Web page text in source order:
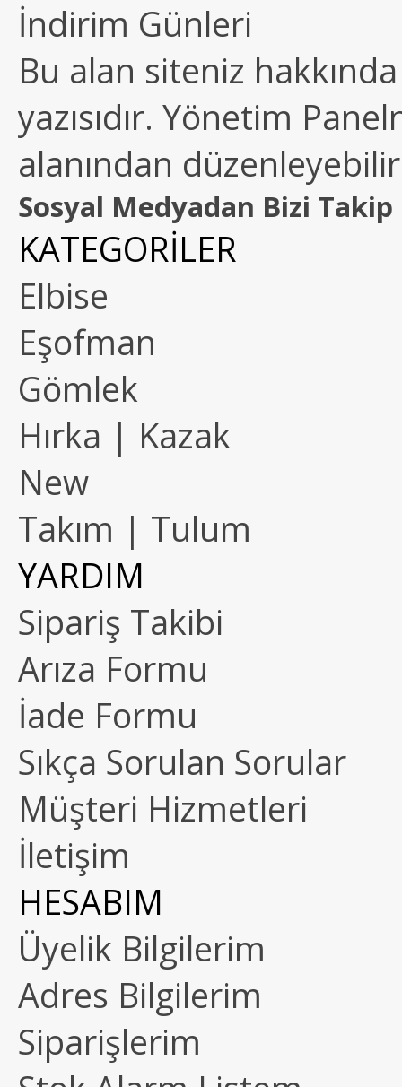
İndirim Günleri
Bu alan siteniz
yazısıdır. Yönetim
alanından
Sosyal Medyadan Bizi Takip
KATEGORİLER
Elbise
Eşofman
Gömlek
Hırka | Kazak
New
Takım | Tulum
YARDIM
Sipariş Takibi
Arıza Formu
İade Formu
Sıkça Sorulan Sorular
Müşteri Hizmetleri
İletişim
HESABIM
Üyelik Bilgilerim
Adres Bilgilerim
Siparişlerim